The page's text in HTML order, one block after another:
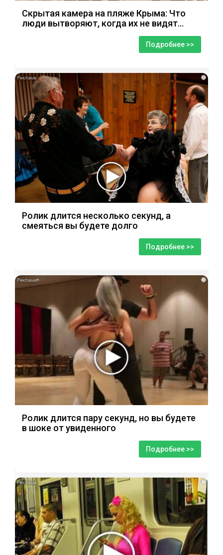
Скрытая камера на пляже Крыма: Что
люди вытворяют, когда их не видят...
Подробнее >>
i
Ролик длится несколько секунд, а
смеяться вы будете долго
Подробнее >>
i
Ролик длится пару секунд, но вы будете
в шоке от увиденного
Подробнее >>
i